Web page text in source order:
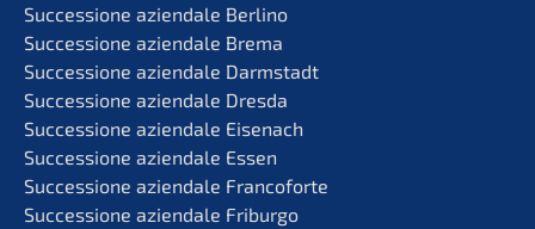
Succes­sio­ne aziend­a­le Berlino
Succes­sio­ne aziend­a­le Brema
Succes­sio­ne aziend­a­le Darmstadt
Succes­sio­ne aziend­a­le Dresda
Succes­sio­ne aziend­a­le Eisenach
Succes­sio­ne aziend­a­le Essen
Succes­sio­ne aziend­a­le Francoforte
Succes­sio­ne aziend­a­le Friburgo